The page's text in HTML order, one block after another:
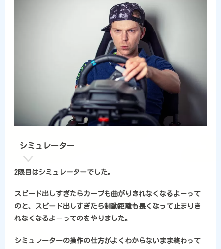
シミュレーター
2限目はシミュレーターでした。
スピード出しすぎたらカーブも曲がりきれなくなるよーって
のと、スピード出しすぎたら制動距離も長くなって止まりき
れなくなるよーってのをやりました。
シミュレーターの操作の仕方がよくわからないまま終わって